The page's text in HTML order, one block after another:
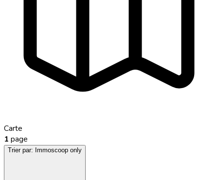
Carte
1 page
Trier par: Immoscoop only